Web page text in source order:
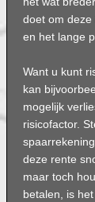
doet om
en het lange
Want u kunt
kan
mogelijk
risicofactor.
deze rente
maar toch
betalen, is